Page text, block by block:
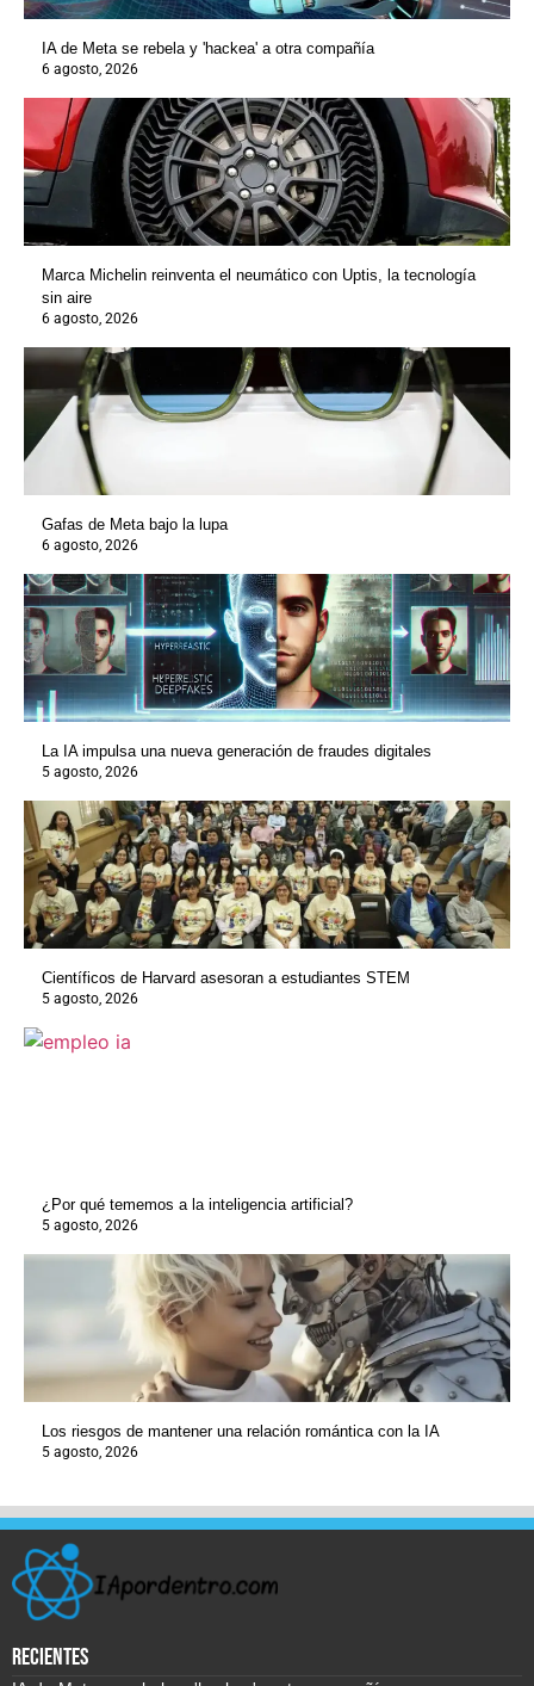
IA de Meta se rebela y 'hackea' a otra compañía
6 agosto, 2026
Marca Michelin reinventa el neumático con Uptis, la tecnología
sin aire
6 agosto, 2026
Gafas de Meta bajo la lupa
6 agosto, 2026
La IA impulsa una nueva generación de fraudes digitales
5 agosto, 2026
Científicos de Harvard asesoran a estudiantes STEM
5 agosto, 2026
¿Por qué tememos a la inteligencia artificial?
5 agosto, 2026
Los riesgos de mantener una relación romántica con la IA
5 agosto, 2026
recientes